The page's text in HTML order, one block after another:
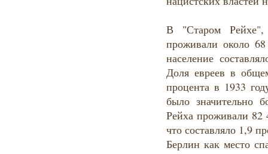
В "Старом Рейхе",
проживали около
население
Доля евреев в
процента в 1933
было значительно
Рейха проживали 82
что составляло 1,9
Берлин как место